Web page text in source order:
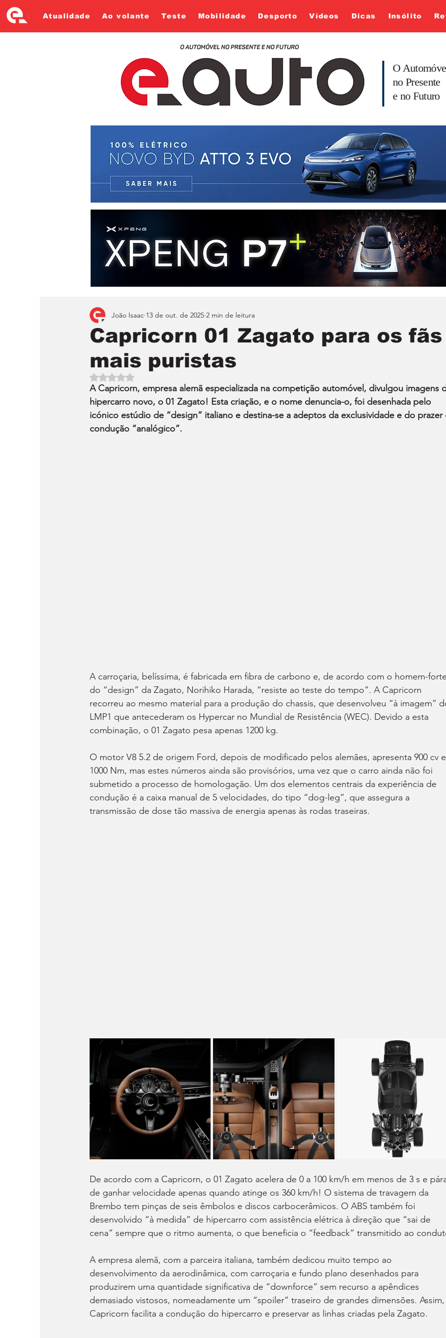
Atualidade Ao volante Teste Mobilidade Desporto Vídeos Dicas Insólito
O
no Presente
e no Futuro
Capricorn 01 Zagato para os fãs
mais puristas
João Isaac 13 de out. de 2025 2 min de leitura
Avaliado com NaN de 5 estrelas.
A Capricorn, empresa alemã especializada na competição automóvel, divulgou imagens
hipercarro novo, o 01 Zagato! Esta criação, e o nome denuncia-o, foi desenhada pelo
icónico estúdio de “design” italiano e destina-se a adeptos da exclusividade e do prazer
condução “analógico”.
A carroçaria, belíssima, é fabricada em fibra de carbono e, de acordo com o homem-forte
do “design” da Zagato, Norihiko Harada, “resiste ao teste do tempo”. A Capricorn
recorreu ao mesmo material para a produção do chassis, que desenvolveu “à imagem”
LMP1 que antecederam os Hypercar no Mundial de Resistência (WEC). Devido a esta
combinação, o 01 Zagato pesa apenas 1200 kg.
O motor V8 5.2 de origem Ford, depois de modificado pelos alemães, apresenta 900 cv e
1000 Nm, mas estes números ainda são provisórios, uma vez que o carro ainda não foi
submetido a processo de homologação. Um dos elementos centrais da experiência de
condução é a caixa manual de 5 velocidades, do tipo “dog-leg”, que assegura a
transmissão de dose tão massiva de energia apenas às rodas traseiras.
De acordo com a Capricorn, o 01 Zagato acelera de 0 a 100 km/h em menos de 3 s e
de ganhar velocidade apenas quando atinge os 360 km/h! O sistema de travagem da
Brembo tem pinças de seis êmbolos e discos carbocerâmicos. O ABS também foi
desenvolvido “à medida” de hipercarro com assistência elétrica à direção que “sai de
cena” sempre que o ritmo aumenta, o que beneficia o “feedback” transmitido ao
A empresa alemã, com a parceira italiana, também dedicou muito tempo ao
desenvolvimento da aerodinâmica, com carroçaria e fundo plano desenhados para
produzirem uma quantidade significativa de “downforce” sem recurso a apêndices
demasiado vistosos, nomeadamente um “spoiler” traseiro de grandes dimensões. Assim,
Capricorn facilita a condução do hipercarro e preservar as linhas criadas pela Zagato.